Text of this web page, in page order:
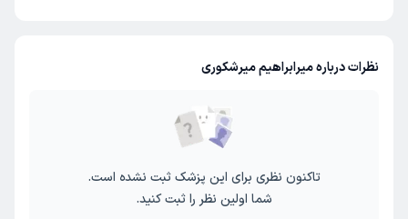
نظرات درباره میرابراهیم میرشکوری
تاکنون نظری برای این پزشک ثبت نشده است.
شما اولین نظر را ثبت کنید.